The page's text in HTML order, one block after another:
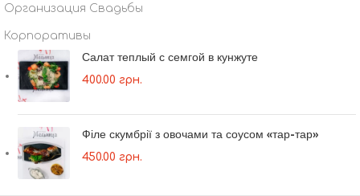
Организация Свадьбы
Корпоративы
Салат теплый с семгой в кунжуте
400.00 грн.
Філе скумбрії з овочами та соусом «тар-тар»
450.00 грн.